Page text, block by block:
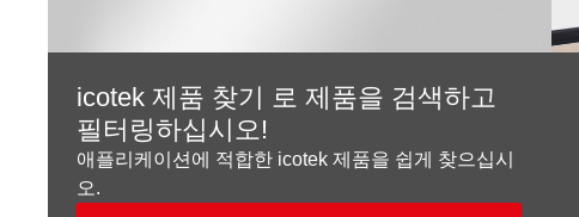
icotek 제품 찾기 로 제품을 검색하고
필터링하십시오!
애플리케이션에 적합한 icotek 제품을 쉽게 찾으십시
오.